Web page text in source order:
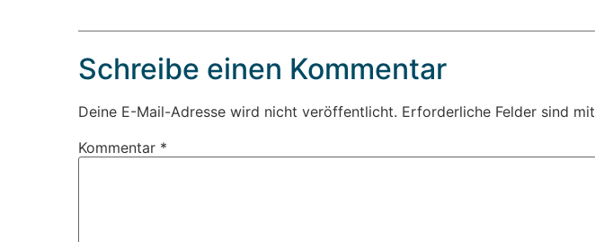
Schreibe einen Kommentar
Deine E-Mail-Adresse wird nicht veröffentlicht. Erforderliche Felder sind mit
Kommentar *